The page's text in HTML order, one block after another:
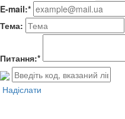
E-mail:*
Тема:
Питання:*
Надіслати